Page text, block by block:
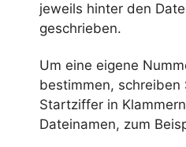
jeweils hinter den
geschrieben.
Um eine eigene
bestimmen, schreiben
Startziffer in
Dateinamen, zum